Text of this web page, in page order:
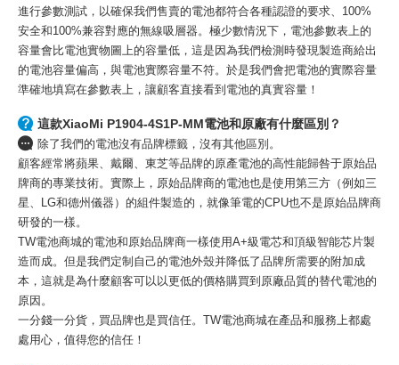
進行參數測試，以確保我們售賣的電池都符合各種認證的要求、100%
安全和100%兼容對應的無線吸層器。極少數情況下，電池參數表上的
容量會比電池實物圖上的容量低，這是因為我們檢測時發現製造商給出
的電池容量偏高，與電池實際容量不符。於是我們會把電池的實際容量
準確地填寫在參數表上，讓顧客直接看到電池的真實容量！
這款XiaoMi P1904-4S1P-MM電池和原廠有什麼區別？
除了我們的電池沒有品牌標籤，沒有其他區別。
顧客經常將蘋果、戴爾、東芝等品牌的原產電池的高性能歸咎于原始品
牌商的專業技術。實際上，原始品牌商的電池也是使用第三方（例如三
星、LG和德州儀器）的組件製造的，就像筆電的CPU也不是原始品牌商
研發的一樣。
TW電池商城的電池和原始品牌商一樣使用A+級電芯和頂級智能芯片製
造而成。但是我們定制自己的電池外殼并降低了品牌所需要的附加成
本，這就是為什麼顧客可以以更低的價格購買到原廠品質的替代電池的
原因。
一分錢一分貨，買品牌也是買信任。TW電池商城在產品和服務上都處
處用心，值得您的信任！